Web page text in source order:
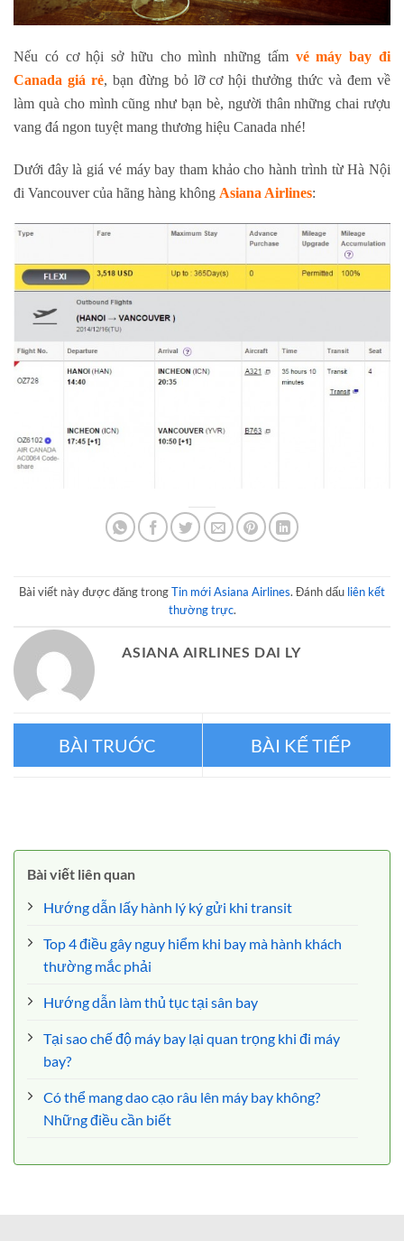
Nếu có cơ hội sở hữu cho mình những tấm vé máy bay đi
Canada giá rẻ, bạn đừng bỏ lỡ cơ hội thưởng thức và đem về
làm quà cho mình cũng như bạn bè, người thân những chai rượu
vang đá ngon tuyệt mang thương hiệu Canada nhé!
Dưới đây là giá vé máy bay tham khảo cho hành trình từ Hà Nội
đi Vancouver của hãng hàng không Asiana Airlines:
Bài viết này được đăng trongTin mới Asiana Airlines. Đánh dấu liên kết
thường trực.
ASIANA AIRLINES DAI LY
Bài viết liên quan
Hướng dẫn lấy hành lý ký gửi khi transit
Top 4 điều gây nguy hiểm khi bay mà hành khách
thường mắc phải
Hướng dẫn làm thủ tục tại sân bay
Tại sao chế độ máy bay lại quan trọng khi đi máy
bay?
Có thể mang dao cạo râu lên máy bay không?
Những điều cần biết